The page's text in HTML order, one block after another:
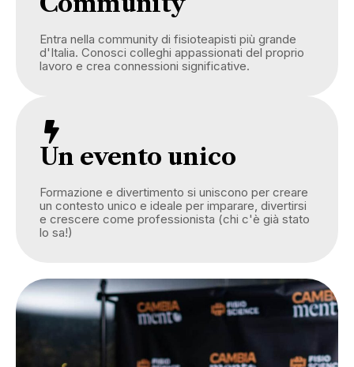
Entra nella community di fisioteapisti più grande
d'Italia. Conosci colleghi appassionati del proprio
lavoro e crea connessioni significative.
Un evento unico
Formazione e divertimento si uniscono per creare
un contesto unico e ideale per imparare, divertirsi
e crescere come professionista (chi c'è già stato
lo sa!)